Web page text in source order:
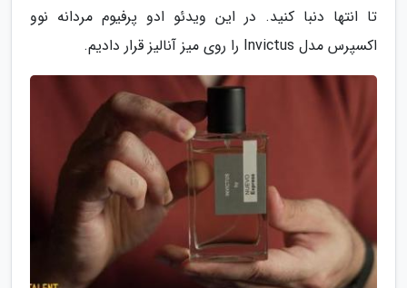
تا انتها دنبا کنید. در این ویدئو ادو پرفیوم مردانه نوو
اکسپرس مدل Invictus را روی میز آنالیز قرار دادیم.